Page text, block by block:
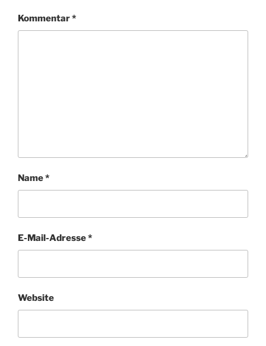
Kommentar*
Name*
E-Mail-Adresse*
Website